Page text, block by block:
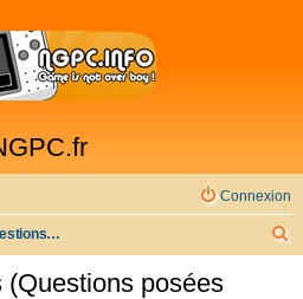
Connexion
Foire aux questions (Questions posées fréquemment)
(Questions posées